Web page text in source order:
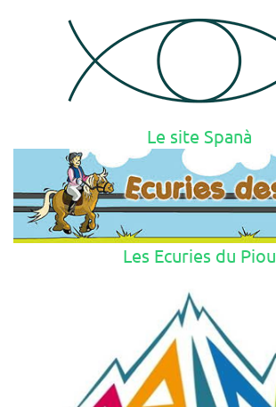
Le site Spanà
Les Ecuries du Piou